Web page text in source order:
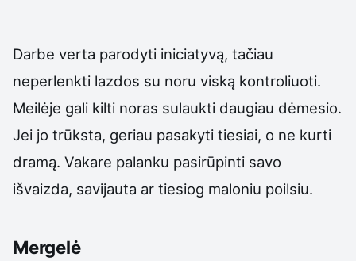
Darbe verta parodyti iniciatyvą, tačiau
neperlenkti lazdos su noru viską kontroliuoti.
Meilėje gali kilti noras sulaukti daugiau dėmesio.
Jei jo trūksta, geriau pasakyti tiesiai, o ne kurti
dramą. Vakare palanku pasirūpinti savo
išvaizda, savijauta ar tiesiog maloniu poilsiu.
Mergelė